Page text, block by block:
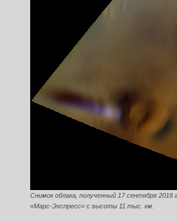
Снимок облака, полученный 17 сентября 2018
«Марс-Экспресс» с высоты 11 тыс. км.